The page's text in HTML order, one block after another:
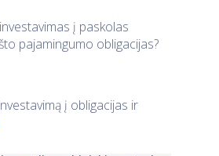
į paskolas
pajamingumo obligacijas?
į obligacijas ir